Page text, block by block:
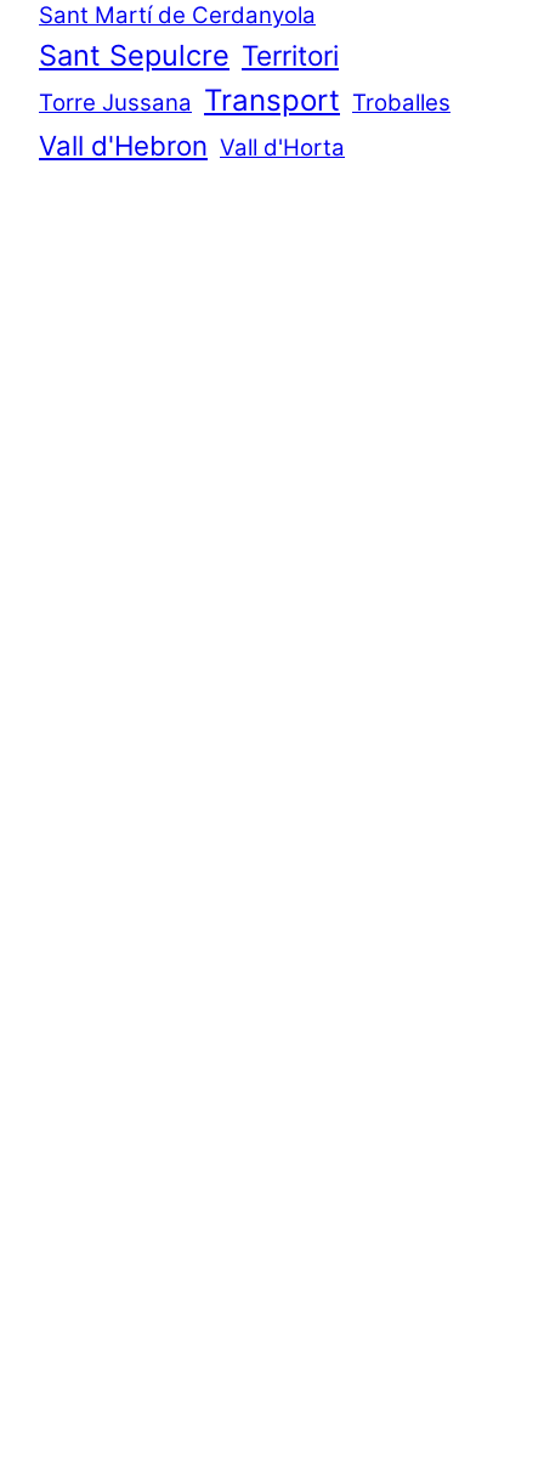
Sant Martí de Cerdanyola
Sant Sepulcre Territori
Torre Jussana Transport Troballes
Vall d'Hebron Vall d'Horta